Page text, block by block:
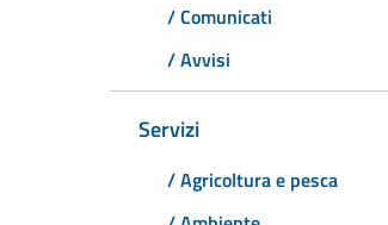
/ Comunicati
/ Avvisi
Servizi
/ Agricoltura e pesca